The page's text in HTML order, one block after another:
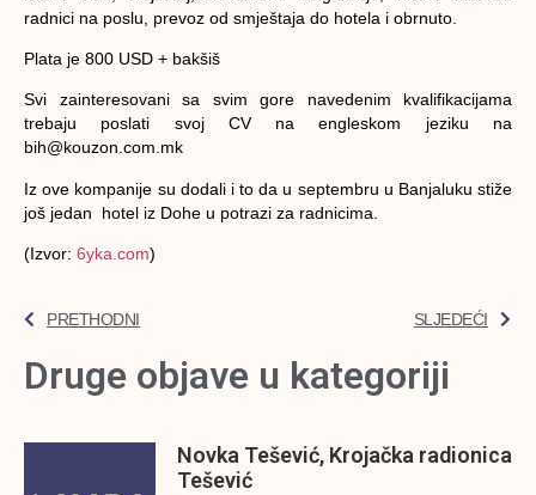
radnici na poslu, prevoz od smještaja do hotela i obrnuto.
Plata je 800 USD + bakšiš
Svi zainteresovani sa svim gore navedenim kvalifikacijama
trebaju poslati svoj CV na engleskom jeziku na
bih@kouzon.com.mk
Iz ove kompanije su dodali i to da u septembru u Banjaluku stiže
još jedan hotel iz Dohe u potrazi za radnicima.
(Izvor: 6yka.com)
PRETHODNI SLJEDEĆI
Druge objave u kategoriji
Novka Tešević, Krojačka radionica
Tešević